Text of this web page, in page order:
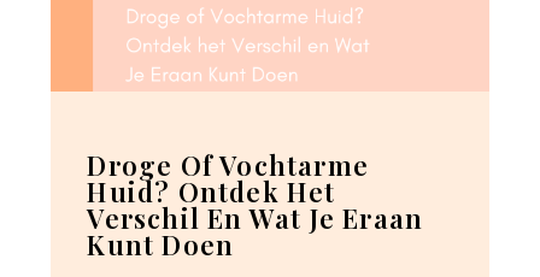
Droge Of Vochtarme
Huid? Ontdek Het
Verschil En Wat Je Eraan
Kunt Doen